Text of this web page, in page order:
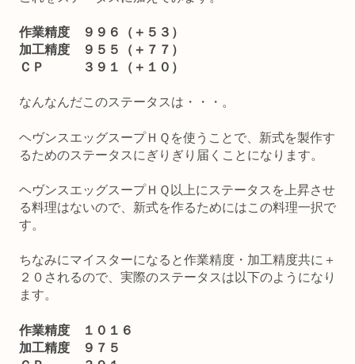
作業精度 ９９６（＋５３）
加工精度 ９５５（＋７７）
ＣＰ ３９１（＋１０）
なんなんだこのステータスは・・・。
ヘヴンスエッグスープＨＱを使うことで、新式を製作す
るためのステータスにぎりぎり届くことになります。
ヘヴンスエッグスープＨＱ以上にステータスを上昇させ
る料理はないので、新式を作るためにはこの料理一択で
す。
ちなみにマイスターになると作業精度・加工精度共に＋
２０されるので、実際のステータスは以下のようになり
ます。
作業精度 １０１６
加工精度 ９７５